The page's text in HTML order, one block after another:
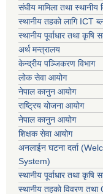
संघीय मामिला तथा स्थानीय
स्थानीय तहको लागि ICT
स्थानीय पूर्वाधार तथा कृषि
अर्थ मन्त्रालय
केन्द्रीय पञ्जिकरण विभाग
लोक सेवा आयोग
नेपाल कानुन आयोग
राष्ट्रिय योजना आयोग
नेपाल कानुन आयोग
शिक्षक सेवा आयोग
अनलाईन घटना दर्ता
System)
स्थानीय पूर्वाधार तथा कृषि
स्थानीय तहको विवरण तथा